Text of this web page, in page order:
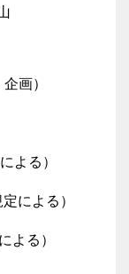
画）
よる）
による）
よる）